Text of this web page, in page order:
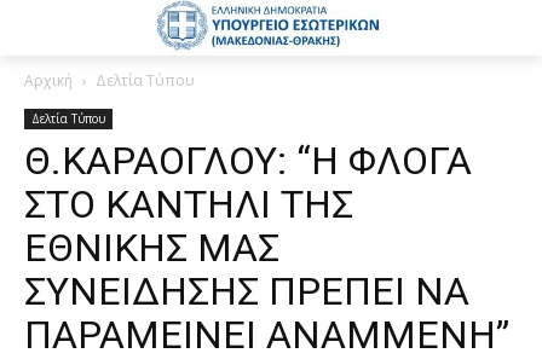
Αρχική Δελτία Τύπου
Δελτία Τύπου
Θ.ΚΑΡΑΟΓΛΟΥ: “Η ΦΛΟΓΑ
ΣΤΟ ΚΑΝΤΗΛΙ ΤΗΣ
ΕΘΝΙΚΗΣ ΜΑΣ
ΣΥΝΕΙΔΗΣΗΣ ΠΡΕΠΕΙ ΝΑ
ΠΑΡΑΜΕΙΝΕΙ ΑΝΑΜΜΕΝΗ”